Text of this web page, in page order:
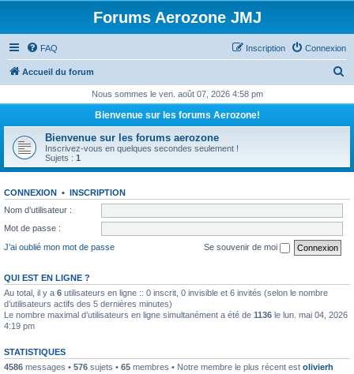
Forums Aerozone JMJ
FAQ Connexion
Inscription
Accueil du forum
h
r
Nous sommes le ven. août 07, 2026 4:58 pm
Bienvenue sur les forums Aerozone!
Bienvenue sur les forums aerozone
Inscrivez-vous en quelques secondes seulement !
Sujets : 1
CONNEXION • INSCRIPTION
Nom d’utilisateur :
Mot de passe :
J’ai oublié mon mot de passe
Se souvenir de moi
QUI EST EN LIGNE ?
Au total, il y a 6 utilisateurs en ligne :: 0 inscrit, 0 invisible et 6 invités (selon le nombre
d’utilisateurs actifs des 5 dernières minutes)
Le nombre maximal d’utilisateurs en ligne simultanément a été de 1136 le lun. mai 04, 2026
4:19 pm
STATISTIQUES
4586 messages • 576 sujets • 65 membres • Notre membre le plus récent est olivierh